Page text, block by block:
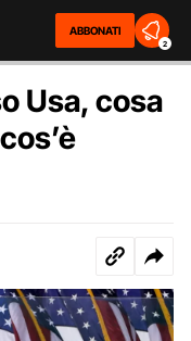
ABBONATI
2
Usa, cosa